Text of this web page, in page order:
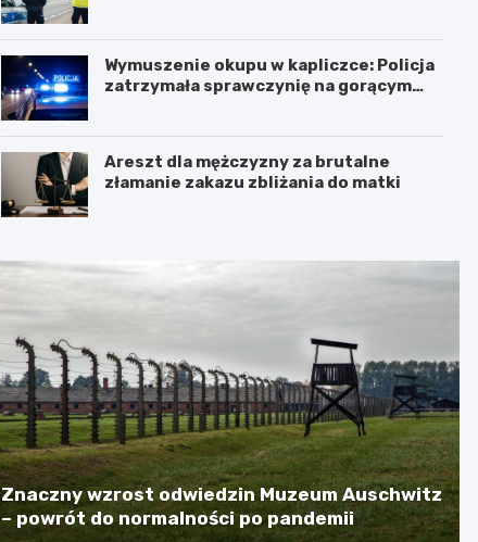
Wymuszenie okupu w kapliczce: Policja
zatrzymała sprawczynię na gorącym
Areszt dla mężczyzny za brutalne
złamanie zakazu zbliżania do matki
Znaczny wzrost odwiedzin Muzeum Auschwitz
– powrót do normalności po pandemii